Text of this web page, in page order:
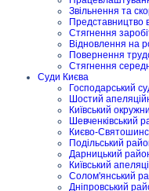
Звільнення та
Представництво
Стягнення
Відновлення на
Повернення
Стягнення
Суди Києва
Господарський
Шостий
Київський
Шевченківський
Києво-
Подільський
Дарницький
Київський
Солом'янський
Дніпровський